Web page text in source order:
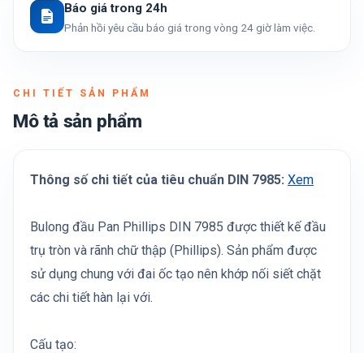
Báo giá trong 24h
Phản hồi yêu cầu báo giá trong vòng 24 giờ làm việc.
CHI TIẾT SẢN PHẨM
Mô tả sản phẩm
Thông số chi tiết của tiêu chuẩn DIN 7985: Xem
Bulong đầu Pan Phillips DIN 7985 được thiết kế đầu
trụ tròn và rãnh chữ thập (Phillips). Sản phẩm được
sử dụng chung với đai ốc tạo nên khớp nối siết chặt
các chi tiết hàn lại với.
Cấu tạo: